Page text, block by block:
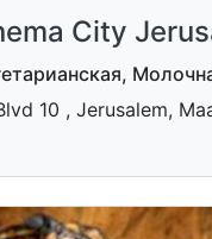
City
10 , Jerusalem,